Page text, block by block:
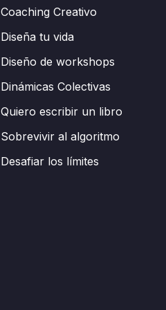
Coaching Creativo
Diseña tu vida
Diseño de workshops
Dinámicas Colectivas
Quiero escribir un libro
Sobrevivir al algoritmo
Desafiar los límites